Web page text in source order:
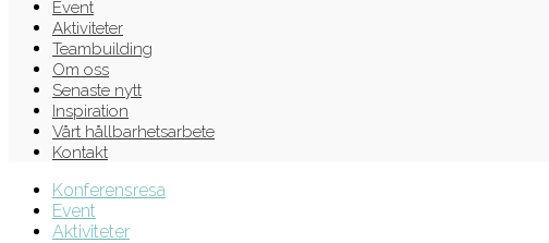
Event
Aktiviteter
Teambuilding
Om oss
Senaste nytt
Inspiration
Vårt hållbarhetsarbete
Kontakt
Konferensresa
Event
Aktiviteter